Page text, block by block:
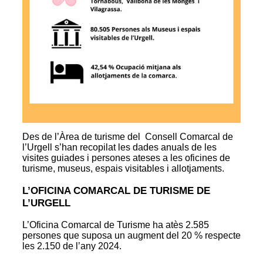
Des de l’Àrea de turisme del Consell Comarcal de
l’Urgell s’han recopilat les dades anuals de les
visites guiades i persones ateses a les oficines de
turisme, museus, espais visitables i allotjaments.
L’OFICINA COMARCAL DE TURISME DE
L’URGELL
L’Oficina Comarcal de Turisme ha atès 2.585
persones que suposa un augment del 20 % respecte
les 2.150 de l’any 2024.